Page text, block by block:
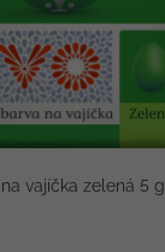
vajíčka zelená 5 g